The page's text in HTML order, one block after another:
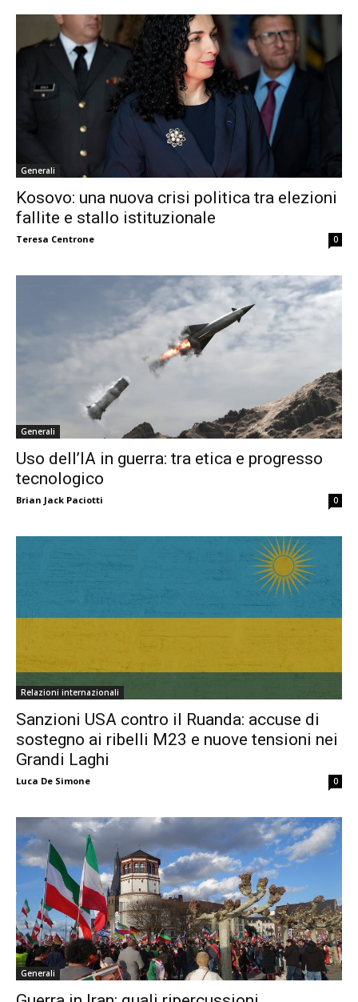
Generali
Kosovo: una nuova crisi politica tra elezioni
fallite e stallo istituzionale
Teresa Centrone 0
Generali
Uso dell’IA in guerra: tra etica e progresso
tecnologico
Brian Jack Paciotti 0
Relazioni internazionali
Sanzioni USA contro il Ruanda: accuse di
sostegno ai ribelli M23 e nuove tensioni nei
Grandi Laghi
Luca De Simone 0
Generali